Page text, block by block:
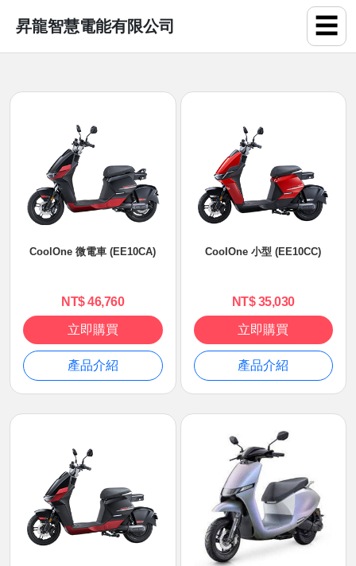
昇龍智慧電能有限公司 ☰
CoolOne 微電車 (EE10CA)
NT$ 46,760
立即購買
產品介紹
CooIOne 小型 (EE10CC)
NT$ 35,030
立即購買
產品介紹